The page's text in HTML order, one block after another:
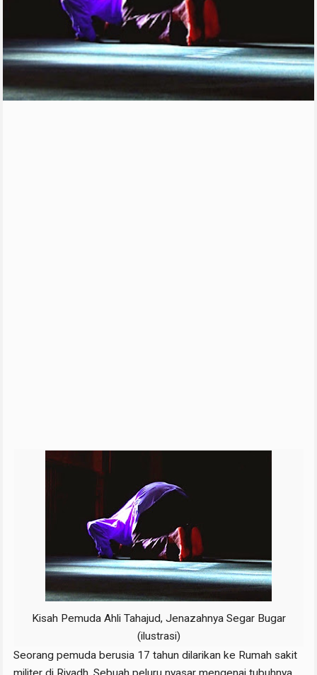
Kisah Pemuda Ahli Tahajud, Jenazahnya Segar Bugar
(ilustrasi)
Seorang pemuda berusia 17 tahun dilarikan ke Rumah sakit